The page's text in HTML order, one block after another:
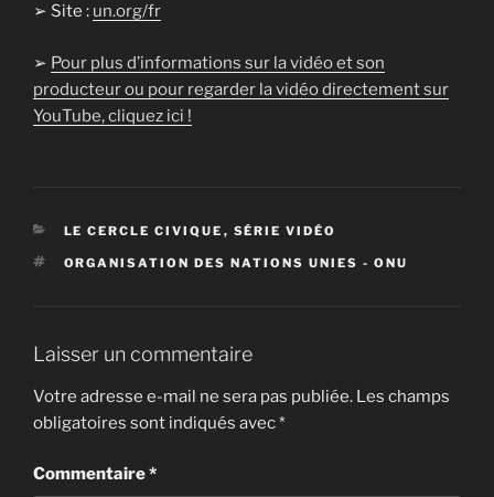
➢ Site : un.org/fr
➢ Pour plus d’informations sur la vidéo et son
producteur ou pour regarder la vidéo directement sur
YouTube, cliquez ici !
CATÉGORIES
LE CERCLE CIVIQUE , SÉRIE VIDÉO
ÉTIQUETTES
ORGANISATION DES NATIONS UNIES - ONU
Laisser un commentaire
Votre adresse e-mail ne sera pas publiée. Les champs
obligatoires sont indiqués avec*
Commentaire*